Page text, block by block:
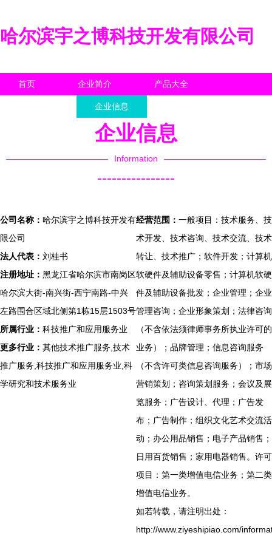
哈尔滨宇之博科技开发有限公司
首页 企业简介 产品大全
企业信息
企业信息
Information
----------------
公司名称： 哈尔滨宇之博科技开发有
限公司
法人代表： 刘桂书
注册地址： 黑龙江省哈尔滨市南岗区
哈尔滨大街-南兴街-西宁南路-中兴
左路围合区域北侧第1栋15层1503号
所属行业： 科技推广和应用服务业
更多行业： 其他技术推广服务,技术
推广服务,科技推广和应用服务业,科
学研究和技术服务业
经营范围： 一般项目：技术服务、技
术开发、技术咨询、技术交流、技术
转让、技术推广；软件开发；计算机
软硬件及辅助设备零售；计算机软硬
件及辅助设备批发；企业管理；企业
管理咨询；企业形象策划；法律咨询
（不含依法须律师事务所执业许可的
业务）；品牌管理；信息咨询服务
（不含许可类信息咨询服务）；市场
营销策划；咨询策划服务；会议及展
览服务；广告设计、代理；广告发
布；广告制作；组织文化艺术交流活
动；办公用品销售；电子产品销售；
日用百货销售；家用电器销售。许可
项目：第一类增值电信业务；第二类
增值电信业务。
如若转载，请注明出处：
http://www.ziyeshipiao.com/